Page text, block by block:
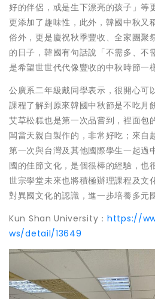
好的伴侶，或是生下漂亮的孩子」等
更添加了趣味性，此外，韓國中秋又
俗外，更是慶祝秋季豐收、全家團聚
的日子，韓國有句話說「不需多、不
是希望世世代代像豐收的中秋時節一
公廣系二年級戴同學表示，很開心可
課程了解到原來韓國中秋節是不吃月
艾草松糕也是第一次品嘗到，裡面包
闆當天親自製作的，非常好吃；來自
第一次與台灣及其他國際學生一起過
國的佳節文化，是個很棒的經驗，也
世宗學堂未來也將積極辦理課程及文
對異國文化的認識，進一步培養多元
Kun Shan University： https://
ws/detail/13649